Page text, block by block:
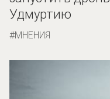
Удмуртию
МНЕНИЯ